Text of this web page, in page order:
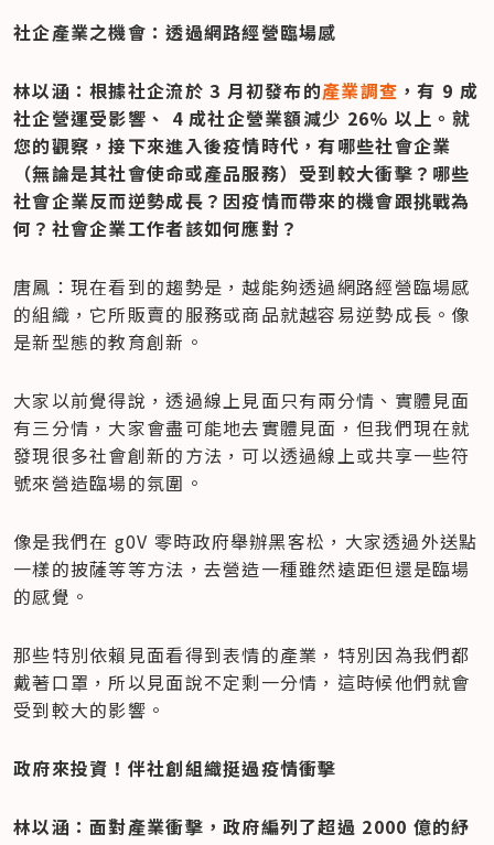
社企產業之機會：透過網路經營臨場感
林以涵：根據社企流於 3 月初發布的產業調查 ，有 9 成
社企營運受影響、 4 成社企營業額減少 26% 以上。就
您的觀察，接下來進入後疫情時代，有哪些社會企業
（無論是其社會使命或產品服務）受到較大衝擊？哪些
社會企業反而逆勢成長？因疫情而帶來的機會跟挑戰為
何？社會企業工作者該如何應對？
唐鳳：現在看到的趨勢是，越能夠透過網路經營臨場感
的組織，它所販賣的服務或商品就越容易逆勢成長。像
是新型態的教育創新。
大家以前覺得說，透過線上見面只有兩分情、實體見面
有三分情，大家會盡可能地去實體見面，但我們現在就
發現很多社會創新的方法，可以透過線上或共享一些符
號來營造臨場的氛圍。
像是我們在 g0V 零時政府舉辦黑客松，大家透過外送點
一樣的披薩等等方法，去營造一種雖然遠距但還是臨場
的感覺。
那些特別依賴見面看得到表情的產業，特別因為我們都
戴著口罩，所以見面說不定剩一分情，這時候他們就會
受到較大的影響。
政府來投資！伴社創組織挺過疫情衝擊
林以涵：面對產業衝擊，政府編列了超過 2000 億的紓